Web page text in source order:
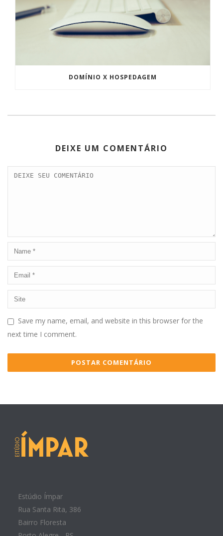
DOMÍNIO X HOSPEDAGEM
DEIXE UM COMENTÁRIO
Save my name, email, and website in this browser for the
next time I comment.
Estúdio Ímpar
Rua Santa Rita, 386
Bairro Floresta